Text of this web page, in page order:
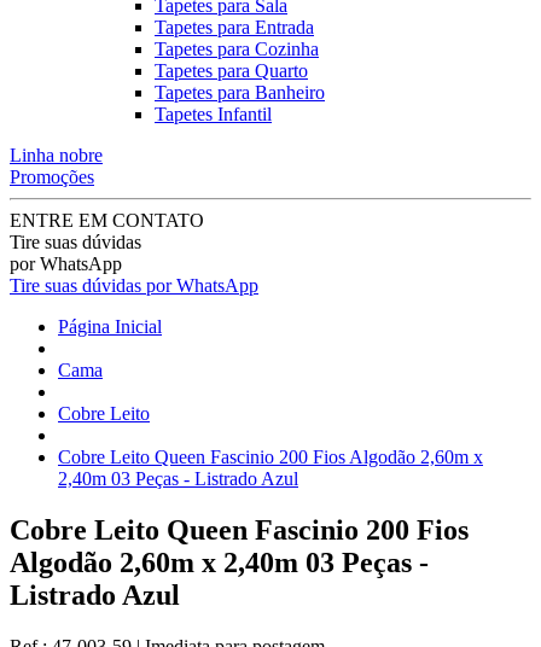
Tapetes para Sala
Tapetes para Entrada
Tapetes para Cozinha
Tapetes para Quarto
Tapetes para Banheiro
Tapetes Infantil
Linha nobre
Promoções
ENTRE EM CONTATO
Tire suas dúvidas
por WhatsApp
Tire suas dúvidas por WhatsApp
Página Inicial
Cama
Cobre Leito
Cobre Leito Queen Fascinio 200 Fios Algodão 2,60m x
2,40m 03 Peças - Listrado Azul
Cobre Leito Queen Fascinio 200 Fios
Algodão 2,60m x 2,40m 03 Peças -
Listrado Azul